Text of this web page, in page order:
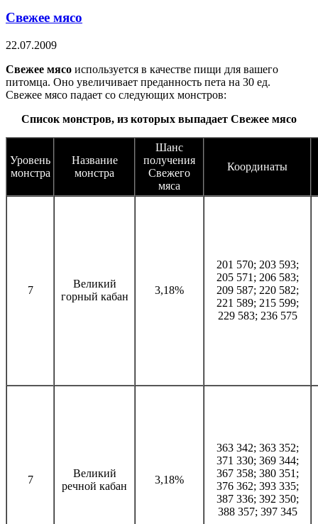
Свежее мясо
22.07.2009
Свежее мясо используется в качестве пищи для вашего
питомца. Оно увеличивает преданность пета на 30 ед.
Свежее мясо падает со следующих монстров:
Список монстров, из которых выпадает Свежее мясо
Уровень
монстра
Название
монстра
Шанс
получения
Свежего
мяса
Координаты
7
Великий
горный кабан
3,18%
201 570; 203 593;
205 571; 206 583;
209 587; 220 582;
221 589; 215 599;
229 583; 236 575
7
Великий
речной кабан
3,18%
363 342; 363 352;
371 330; 369 344;
367 358; 380 351;
376 362; 393 335;
387 336; 392 350;
388 357; 397 345